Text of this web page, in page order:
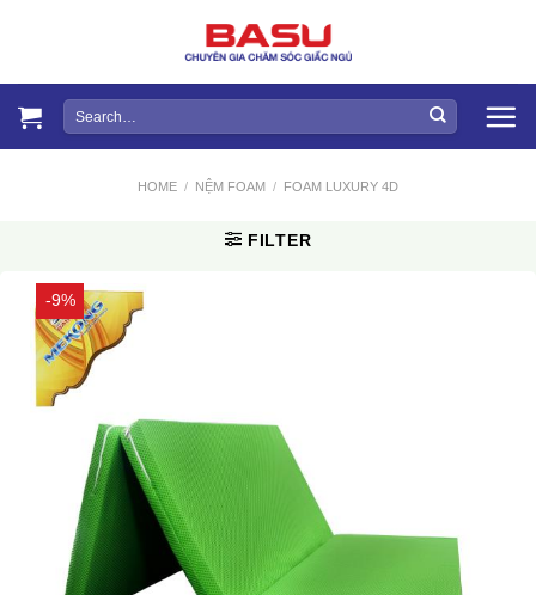
Search
for:
HOME / NỆM FOAM / FOAM LUXURY 4D
FILTER
-9%